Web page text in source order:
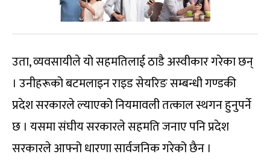
उता, व्यवसायीले यो सहमतिलाई ठाडै अस्वीकार गरेका छन्
। उनीहरूको बटमलाइन राइड सेयरिङ सम्बन्धी गण्डकी
प्रदेश सरकारले ल्याएको नियमावली तत्काल स्थगन हुनुपर्ने
छ । यसमा संघीय सरकारले सहमति जनाए पनि प्रदेश
सरकारले आफ्नो धारणा सार्वजनिक गरेको छैन ।